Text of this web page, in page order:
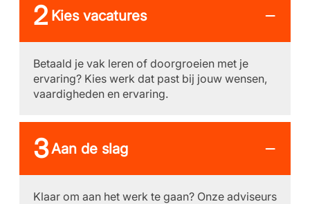
Kies vacatures
Betaald je vak leren of doorgroeien met je
ervaring? Kies werk dat past bij jouw wensen,
vaardigheden en ervaring.
Aan de slag
Klaar om aan het werk te gaan? Onze adviseurs